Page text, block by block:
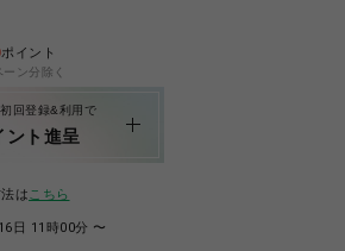
ポイント
ン分除く
回登録&利用で
ント進呈
は こちら
日 11時00分 〜